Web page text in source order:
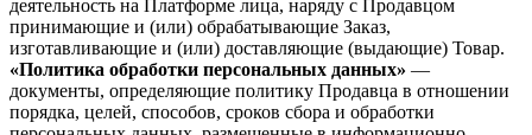
деятельность на Платформе лица, наряду с Продавцом
принимающие и (или) обрабатывающие Заказ,
изготавливающие и (или) доставляющие (выдающие) Товар.
«Политика обработки персональных данных» —
документы, определяющие политику Продавца в отношении
порядка, целей, способов, сроков сбора и обработки